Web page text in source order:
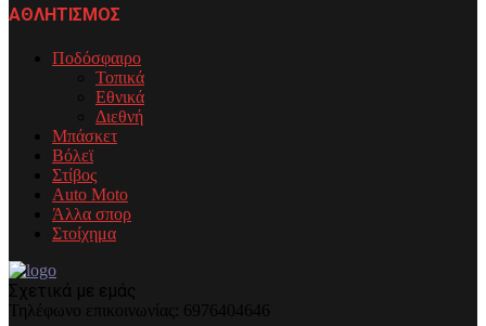
ΑΘΛΗΤΙΣΜΟΣ
Ποδόσφαιρο
Τοπικά
Εθνικά
Διεθνή
Μπάσκετ
Βόλεϊ
Στίβος
Auto Moto
Άλλα σπορ
Στοίχημα
Σχετικά με εμάς
Τηλέφωνo επικοινωνίας: 6976404646